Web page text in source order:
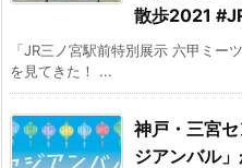
散歩2021
「JR三ノ宮駅前特別展示 六甲ミー
を見てきた！ ...
神戸・三宮
ジアンバル